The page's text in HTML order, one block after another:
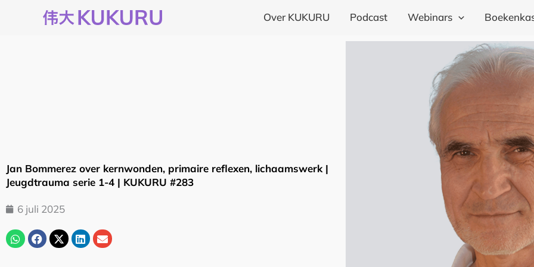
Over KUKURU Podcast Webinars
Jan Bommerez over kernwonden, primaire reflexen, lichaamswerk |
Jeugdtrauma serie 1-4 | KUKURU #283
6 juli 2025